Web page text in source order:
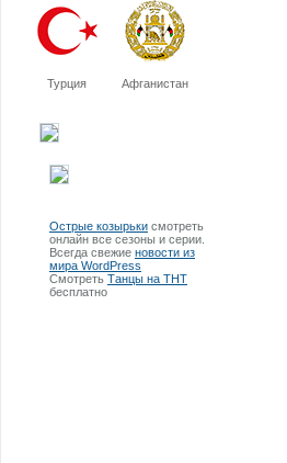
Турция Афганистан
Острые козырьки смотреть
онлайн все сезоны и серии.
Всегда свежие новости из
мира WordPress
Смотреть Танцы на ТНТ
бесплатно